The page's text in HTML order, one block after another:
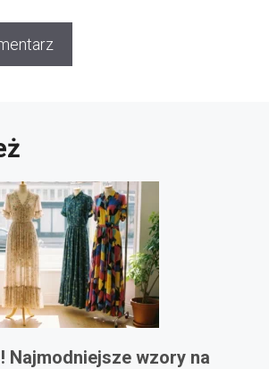
Najmodniejsze wzory na